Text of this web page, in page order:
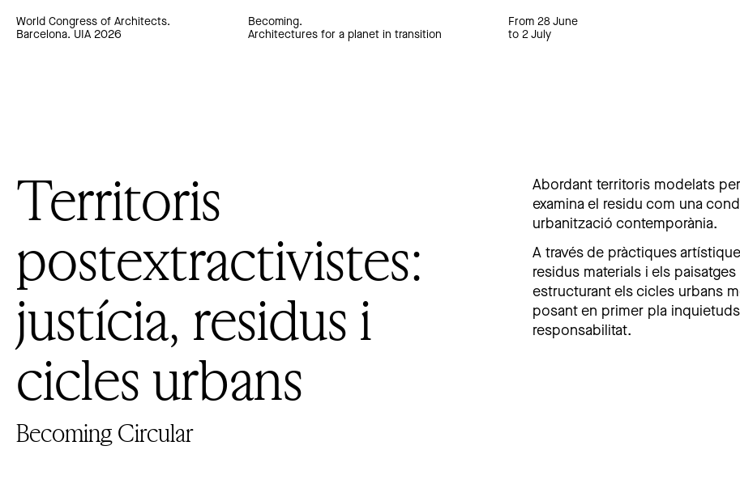
World Congress of Architects.
Barcelona. UIA 2026
Becoming.
Architectures for a planet in transition
From 28 June
to 2 July
Territoris
postextractivistes:
justícia, residus i
cicles urbans
Becoming Circular
Abordant territoris modelats
examina el residu com una
urbanització contemporània.
A través de pràctiques
residus materials i els
estructurant els cicles urbans
posant en primer pla
responsabilitat.